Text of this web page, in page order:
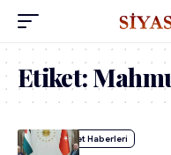
Etiket:
admin Siyaset Haberleri